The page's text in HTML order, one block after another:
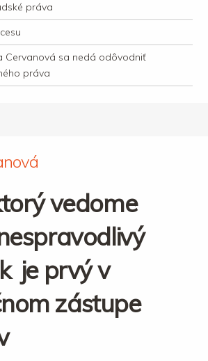
práva
Cervanová sa nedá odôvodniť
práva
vedome
je prvý v
zástupe